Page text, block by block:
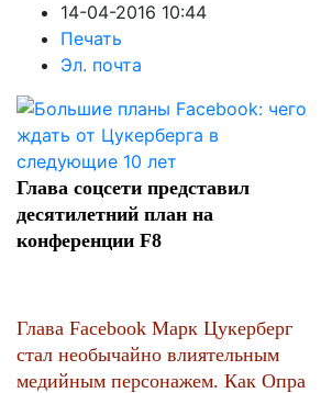
14-04-2016 10:44
Печать
Эл. почта
Глава соцсети представил
десятилетний план на
конференции F8
Глава Facebook Марк Цукерберг
стал необычайно влиятельным
медийным персонажем. Как Опра